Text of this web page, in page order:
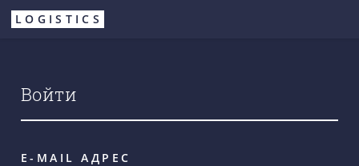
Перейти
LOGISTICS
Войти
E-MAIL АДРЕС